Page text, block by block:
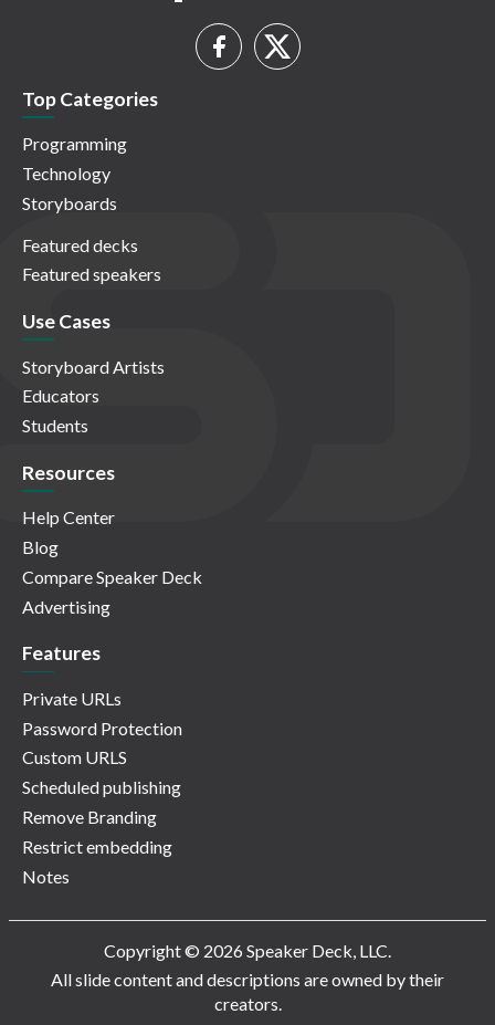
Top Categories
Programming
Technology
Storyboards
Featured decks
Featured speakers
Use Cases
Storyboard Artists
Educators
Students
Resources
Help Center
Blog
Compare Speaker Deck
Advertising
Features
Private URLs
Password Protection
Custom URLS
Scheduled publishing
Remove Branding
Restrict embedding
Notes
Copyright © 2026 Speaker Deck, LLC.
All slide content and descriptions are owned by their
creators.